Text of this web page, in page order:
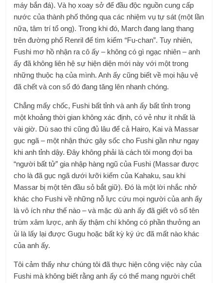
máy bắn đá). Và họ xoay sở để đầu độc nguồn cung cấp
nước của thành phố thông qua các nhiệm vụ tự sát (một lần
nữa, tâm trí tổ ong). Trong khi đó, March đang lang thang
trên đường phố Renril để tìm kiếm “Fu-chan”. Tuy nhiên,
Fushi mơ hồ nhận ra cô ấy – không có gì ngạc nhiên – anh
ấy đã không liên hệ sự hiện diện mới này với một trong
những thuộc hạ của mình. Anh ấy cũng biết về mọi hậu vệ
đã chết và con số đó đang tăng lên nhanh chóng.
Chẳng mấy chốc, Fushi bất tỉnh và anh ấy bất tỉnh trong
một khoảng thời gian không xác định, có vẻ như ít nhất là
vài giờ. Dù sao thì cũng đủ lâu để cả Hairo, Kai và Massar
gục ngã – một nhận thức gây sốc cho Fushi gần như ngay
khi anh tỉnh dậy. Đây không phải là cách tôi mong đợi ba
“người bất tử” gia nhập hàng ngũ của Fushi (Massar được
cho là đã gục ngã dưới lưỡi kiếm của Kahaku, sau khi
Massar bị một tên đầu sỏ bắt giữ). Đó là một lời nhắc nhở
khác cho Fushi về những nỗ lực cứu mọi người của anh ấy
là vô ích như thế nào – và mặc dù anh ấy đã giết vô số tên
trùm xâm lược, anh ấy thậm chí không có phần thưởng an
ủi là lấy lại được Gugu hoặc bất kỳ ký ức đã mất nào khác
của anh ấy.
Tôi cảm thấy như chúng tôi đã thực hiện công việc này của
Fushi mà không biết rằng anh ấy có thể mang người chết